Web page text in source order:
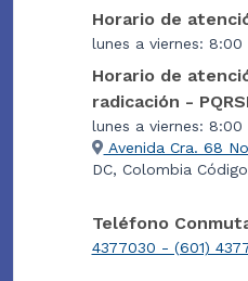
Horario de
lunes a viernes:
Horario de
radicación -
lunes a viernes:
Avenida Cra. 68
DC, Colombia
Teléfono
4377030 - (601)